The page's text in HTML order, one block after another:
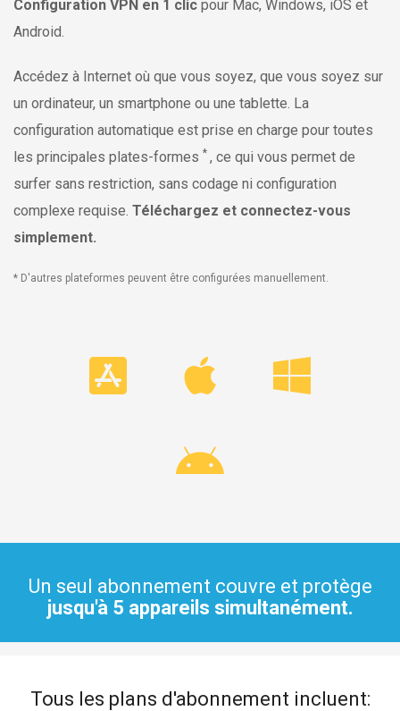
Configuration VPN en 1 clic pour Mac, Windows, iOS et
Android.
Accédez à Internet où que vous soyez, que vous soyez sur
un ordinateur, un smartphone ou une tablette. La
configuration automatique est prise en charge pour toutes
les principales plates-formes * , ce qui vous permet de
surfer sans restriction, sans codage ni configuration
complexe requise. Téléchargez et connectez-vous
simplement.
* D'autres plateformes peuvent être configurées manuellement.
Un seul abonnement couvre et protège
jusqu'à 5 appareils simultanément.
Tous les plans d'abonnement incluent: